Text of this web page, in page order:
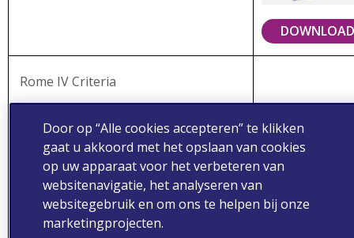
DOWNLOAD
Rome IV Criteria
Door op “Alle cookies accepteren” te klikken
gaat u akkoord met het opslaan van cookies
op uw apparaat voor het verbeteren van
websitenavigatie, het analyseren van
websitegebruik en om ons te helpen bij onze
marketingprojecten.